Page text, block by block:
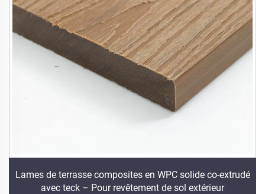
Lames de terrasse composites en WPC solide co-extrudé
avec teck – Pour revêtement de sol extérieur